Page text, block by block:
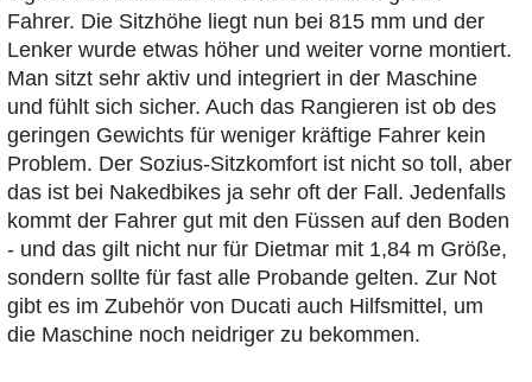
Fahrer. Die Sitzhöhe liegt nun bei 815 mm und der
Lenker wurde etwas höher und weiter vorne montiert.
Man sitzt sehr aktiv und integriert in der Maschine
und fühlt sich sicher. Auch das Rangieren ist ob des
geringen Gewichts für weniger kräftige Fahrer kein
Problem. Der Sozius-Sitzkomfort ist nicht so toll, aber
das ist bei Nakedbikes ja sehr oft der Fall. Jedenfalls
kommt der Fahrer gut mit den Füssen auf den Boden
- und das gilt nicht nur für Dietmar mit 1,84 m Größe,
sondern sollte für fast alle Probande gelten. Zur Not
gibt es im Zubehör von Ducati auch Hilfsmittel, um
die Maschine noch neidriger zu bekommen.